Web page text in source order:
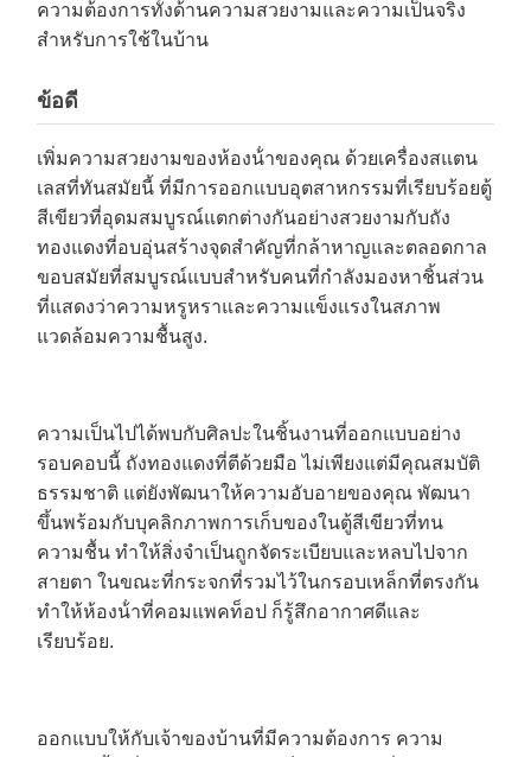
ความต้องการทั้งด้านความสวยงามและความเป็นจริง
สําหรับการใช้ในบ้าน
ข้อดี
เพิ่มความสวยงามของห้องน้ําของคุณ ด้วยเครื่องสแตน
เลสที่ทันสมัยนี้ ที่มีการออกแบบอุตสาหกรรมที่เรียบร้อยตู้
สีเขียวที่อุดมสมบูรณ์แตกต่างกันอย่างสวยงามกับถัง
ทองแดงที่อบอุ่นสร้างจุดสําคัญที่กล้าหาญและตลอดกาล
ขอบสมัยที่สมบูรณ์แบบสําหรับคนที่กําลังมองหาชิ้นส่วน
ที่แสดงว่าความหรูหราและความแข็งแรงในสภาพ
แวดล้อมความชื้นสูง.
ความเป็นไปได้พบกับศิลปะในชิ้นงานที่ออกแบบอย่าง
รอบคอบนี้ ถังทองแดงที่ตีด้วยมือ ไม่เพียงแต่มีคุณสมบัติ
ธรรมชาติ แต่ยังพัฒนาให้ความอับอายของคุณ พัฒนา
ขึ้นพร้อมกับบุคลิกภาพการเก็บของในตู้สีเขียวที่ทน
ความชื้น ทําให้สิ่งจําเป็นถูกจัดระเบียบและหลบไปจาก
สายตา ในขณะที่กระจกที่รวมไว้ในกรอบเหล็กที่ตรงกัน
ทําให้ห้องน้ําที่คอมแพคท็อป ก็รู้สึกอากาศดีและ
เรียบร้อย.
ออกแบบให้กับเจ้าของบ้านที่มีความต้องการ ความ